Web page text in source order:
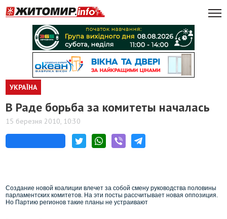
УКРАЇНА
В Раде борьба за комитеты началась
15 березня 2010, 10:30
Создание новой коалиции влечет за собой смену руководства половины
парламентских комитетов. На эти посты рассчитывает новая оппозиция.
Но Партию регионов такие планы не устраивают